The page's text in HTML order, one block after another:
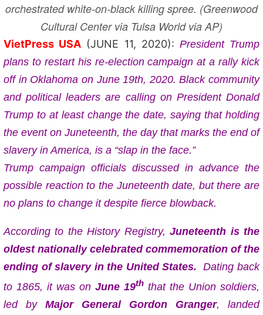
orchestrated white-on-black killing spree. (Greenwood
Cultural Center via Tulsa World via AP)
VietPress USA (JUNE 11, 2020): President Trump
plans to restart his re-election campaign at a rally kick
off in Oklahoma on June 19th, 2020.Black community
and political leaders are calling on President Donald
Trump to at least change the date, saying that holding
the event on Juneteenth, the day that marks the end of
slavery in America, is a “slap in the face.”
Trump campaign officials discussed in advance the
possible reaction to the Juneteenth date, but there are
no plans to change it despite fierce blowback.
According to the History Registry,Juneteenth is the
oldest nationally celebrated commemoration of the
ending of slavery in the United States. Dating back
to 1865, it was on June 19th that the Union soldiers,
led by Major General Gordon Granger, landed